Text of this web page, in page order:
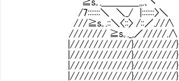
/7:::::::＼ ＼_/ |:::::::〉＼
///≧s｡.::＼〈::〉 /::／.//∧
//////// ≧s｡._,／/////.∧
|/////////////}/////////}
|/////////////}/////////}
|/////////////}/////////}
|/////////////}/////////}